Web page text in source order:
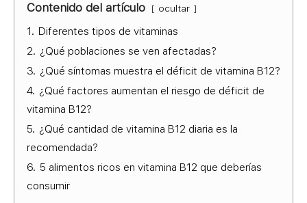
Contenido del artículo ocultar
1. Diferentes tipos de vitaminas
2. ¿Qué poblaciones se ven afectadas?
3. ¿Qué síntomas muestra el déficit de vitamina B12?
4. ¿Qué factores aumentan el riesgo de déficit de
vitamina B12?
5. ¿Qué cantidad de vitamina B12 diaria es la
recomendada?
6. 5 alimentos ricos en vitamina B12 que deberías
consumir